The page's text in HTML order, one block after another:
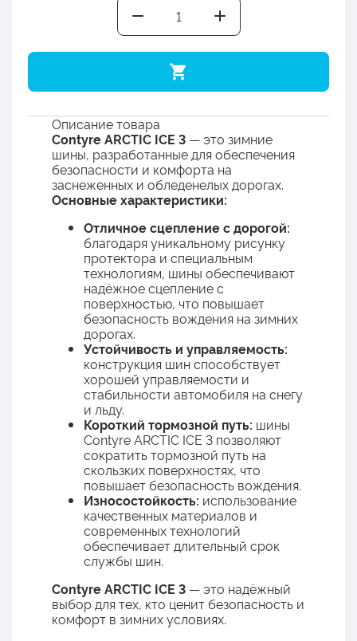
Описание товара
Contyre ARCTIC ICE 3 — это зимние
шины, разработанные для обеспечения
безопасности и комфорта на
заснеженных и обледенелых дорогах.
Основные характеристики:
Отличное сцепление с дорогой:
благодаря уникальному рисунку
протектора и специальным
технологиям, шины обеспечивают
надёжное сцепление с
поверхностью, что повышает
безопасность вождения на зимних
дорогах.
Устойчивость и управляемость:
конструкция шин способствует
хорошей управляемости и
стабильности автомобиля на снегу
и льду.
Короткий тормозной путь: шины
Contyre ARCTIC ICE 3 позволяют
сократить тормозной путь на
скользких поверхностях, что
повышает безопасность вождения.
Износостойкость: использование
качественных материалов и
современных технологий
обеспечивает длительный срок
службы шин.
Contyre ARCTIC ICE 3 — это надёжный
выбор для тех, кто ценит безопасность и
комфорт в зимних условиях.